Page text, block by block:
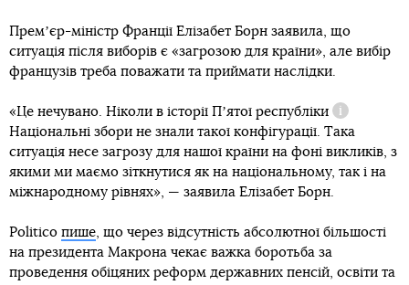
Премʼєр-міністр Франції Елізабет Борн заявила, що
ситуація після виборів є «загрозою для країни», але вибір
французів треба поважати та приймати наслідки.
«Це нечувано. Ніколи в історії Пʼятої республіки
Довідка
Національні збори не знали такої конфігурації. Така
ситуація несе загрозу для нашої країни на фоні викликів, з
якими ми маємо зіткнутися як на національному, так і на
міжнародному рівнях», — заявила Елізабет Борн.
Politico пише, що через відсутність абсолютної більшості
на президента Макрона чекає важка боротьба за
проведення обіцяних реформ державних пенсій, освіти та